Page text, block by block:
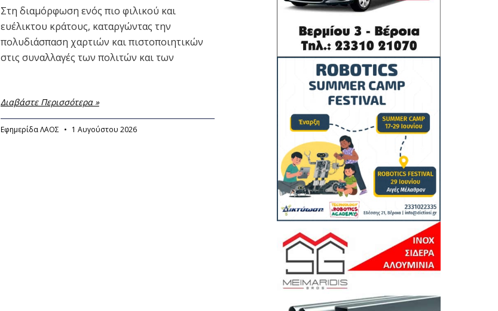
Στη διαμόρφωση ενός πιο φιλικού και
ευέλικτου κράτους, καταργώντας την
πολυδιάσπαση χαρτιών και πιστοποιητικών
στις συναλλαγές των πολιτών και των
Διαβάστε Περισσότερα »
Εφημερίδα ΛΑΟΣ 1 Αυγούστου 2026